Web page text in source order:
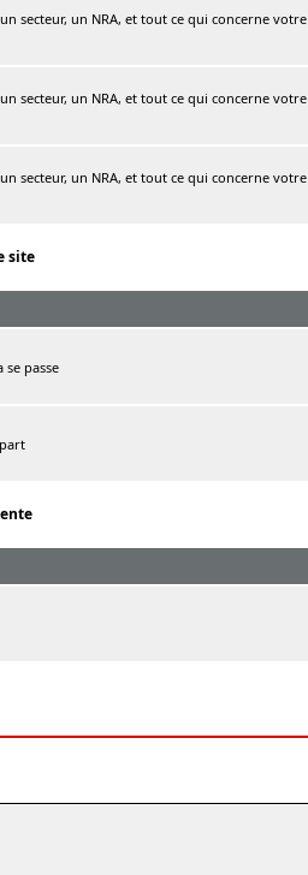
secteur, un NRA, et tout ce qui concerne votre
secteur, un NRA, et tout ce qui concerne votre
secteur, un NRA, et tout ce qui concerne votre
site
se passe